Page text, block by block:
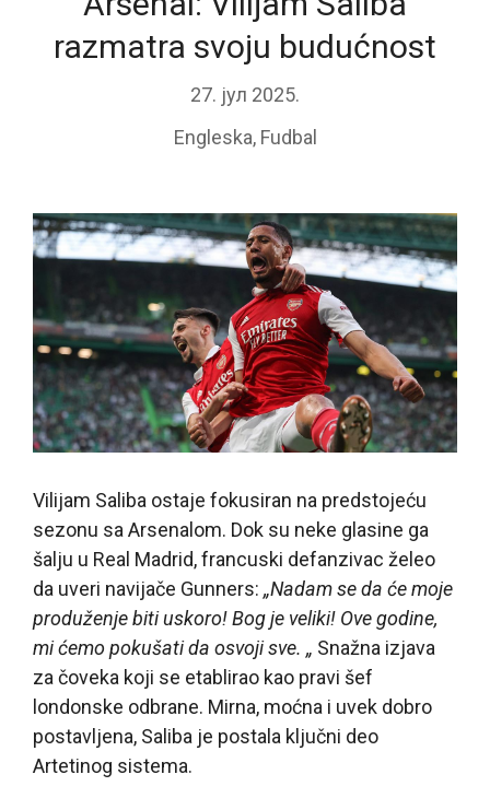
razmatra svoju budućnost
27. јул 2025.
Engleska, Fudbal
Vilijam Saliba ostaje fokusiran na predstojeću
sezonu sa Arsenalom. Dok su neke glasine ga
šalju u Real Madrid, francuski defanzivac želeo
da uveri navijače Gunners: „Nadam se da će moje
produženje biti uskoro! Bog je veliki! Ove godine,
mi ćemo pokušati da osvoji sve. „ Snažna izjava
za čoveka koji se etablirao kao pravi šef
londonske odbrane. Mirna, moćna i uvek dobro
postavljena, Saliba je postala ključni deo
Artetinog sistema.